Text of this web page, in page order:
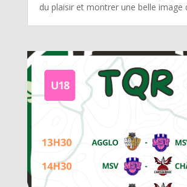
du plaisir et montrer une belle image